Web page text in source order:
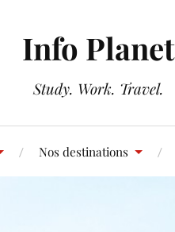
Info Planet
Study. Work. Travel.
Nos destinations